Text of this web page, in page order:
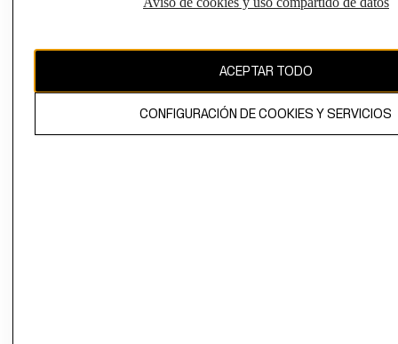
Uruguay ($U)
ACEPTAR TODO
CONFIGURACIÓN DE COOKIES Y SERVICIOS